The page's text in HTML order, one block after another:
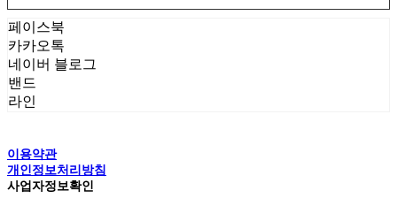
페이스북
카카오톡
네이버 블로그
밴드
라인
이용약관
개인정보처리방침
사업자정보확인